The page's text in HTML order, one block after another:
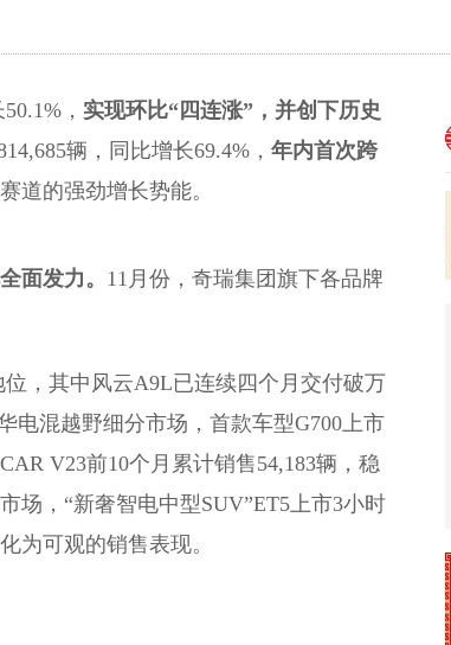
， 实现环比“四连涨”，并创下历史
辆，同比增长69.4%， 年内首次跨
道的强劲增长势能。
面发力。 11月份，奇瑞集团旗下各品牌
，其中风云A9L已连续四个月交付破万
电混越野细分市场，首款车型G700上市
V23前10个月累计销售54,183辆，稳
场，“新奢智电中型SUV”ET5上市3小时
为可观的销售表现。